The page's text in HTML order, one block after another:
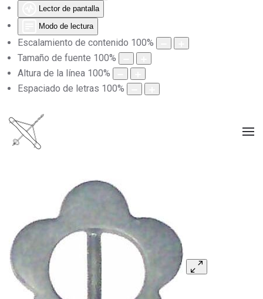
Lector de pantalla
Modo de lectura
Escalamiento de contenido 100%
Tamaño de fuente 100%
Altura de la línea 100%
Espaciado de letras 100%